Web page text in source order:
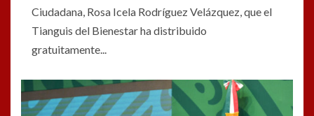
Ciudadana, Rosa Icela Rodríguez Velázquez, que el
Tianguis del Bienestar ha distribuido
gratuitamente...